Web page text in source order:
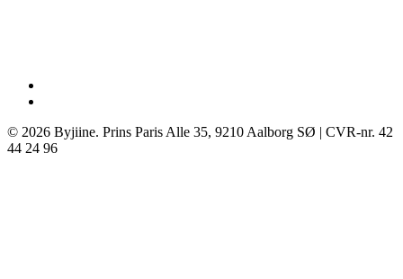
© 2026 Byjiine. Prins Paris Alle 35, 9210 Aalborg SØ | CVR-nr. 42
44 24 96